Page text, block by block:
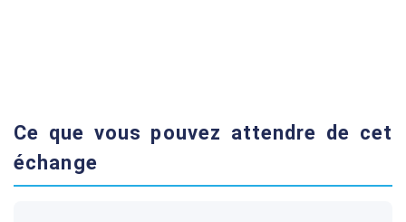
Ce que vous pouvez attendre de cet
échange